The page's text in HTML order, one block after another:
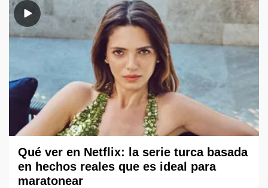
Qué ver en Netflix: la serie turca basada
en hechos reales que es ideal para
maratonear